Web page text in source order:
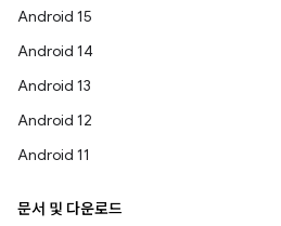
Android 15
Android 14
Android 13
Android 12
Android 11
문서 및 다운로드